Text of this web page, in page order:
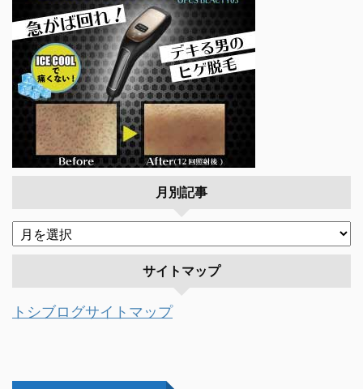
月別記事
サイトマップ
トシブログサイトマップ